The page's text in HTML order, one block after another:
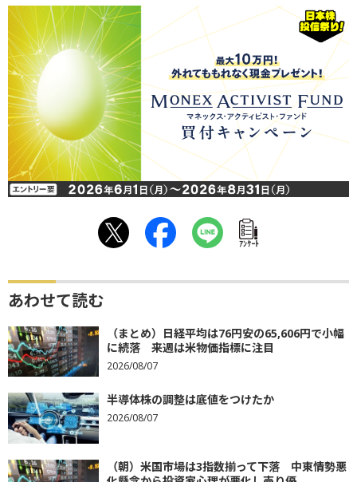
ｱﾝｹｰﾄ
あわせて読む
（まとめ）日経平均は76円安の65,606円で小幅
に続落 来週は米物価指標に注目
2026/08/07
半導体株の調整は底値をつけたか
2026/08/07
（朝）米国市場は3指数揃って下落 中東情勢悪